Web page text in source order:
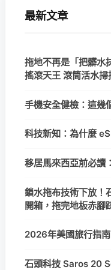
最新文章
拖地不再是「把髒
搖滾天王 滾筒活水掃
手機安全健檢：這幾
科技新知：為什麼
移居馬來西亞前必讀
鎖水拖布技術下放！
開箱，拖完地板赤腳
2026年美國旅行指
石頭科技 Saros 20